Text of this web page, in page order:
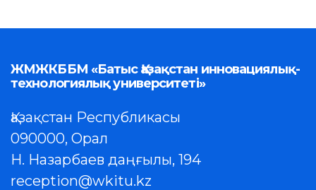
ЖМЖКББМ «Батыс Қазақстан инновациялық-
технологиялық университеті»
Қазақстан Республикасы
090000, Орал
Н. Назарбаев даңғылы, 194
reception@wkitu.kz